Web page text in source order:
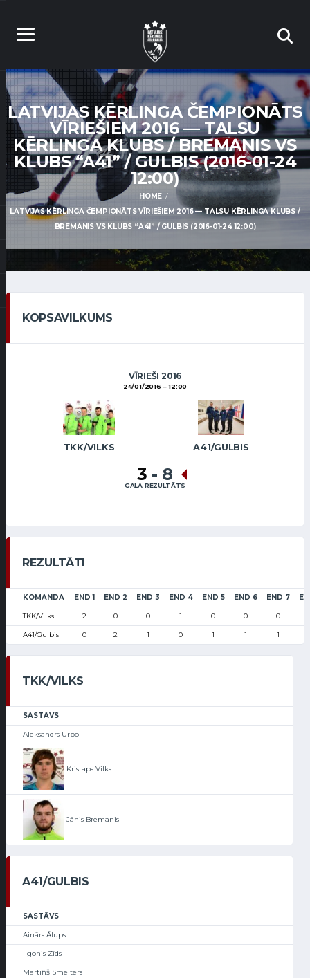
LATVIJAS KĒRLINGA ČEMPIONĀTS
VĪRIEŠIEM 2016 — TALSU
KĒRLINGA KLUBS / BREMANIS VS
KLUBS “A41” / GULBIS (2016-01-24
12:00)
HOME
LATVIJAS KĒRLINGA ČEMPIONĀTS VĪRIEŠIEM 2016 — TALSU KĒRLINGA KLUBS /
BREMANIS VS KLUBS “A41” / GULBIS (2016-01-24 12:00)
KOPSAVILKUMS
VĪRIEŠI 2016
24/01/2016 12:00
TKK/VILKS A41/GULBIS
3 - 8
GALA REZULTĀTS
REZULTĀTI
KOMANDA END 1 END 2 END 3 END 4 END 5 END 6 END 7
TKK/Vilks 2 0 0 1 0 0 0
A41/Gulbis 0 2 1 0 1 1 1
TKK/VILKS
SASTĀVS
Aleksandrs Urbo
Kristaps Vilks
Jānis Bremanis
A41/GULBIS
SASTĀVS
Ainārs Ālups
Ilgonis Zīds
Mārtiņš Smelters